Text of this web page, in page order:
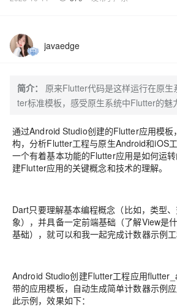
javaedge
简介：
原来Flutter代码是这样运行在原
ter标准模板，感受原生系统中Flutter的魅
通过Android Studio创建的Flutter应用模板
构，分析Flutter工程与原生Android和iOS
一个有着基本功能的Flutter应用是如何运
建Flutter应用的关键概念和技术的理解。
Dart只要理解基本编程概念（比如，类型
象），并具备一定前端基础（了解View是
基础），就可以和我一起完成计数器示例
Android Studio创建Flutter工程应用
带的应用模板，自动生成简单计数器示例
此示例，效果如下：